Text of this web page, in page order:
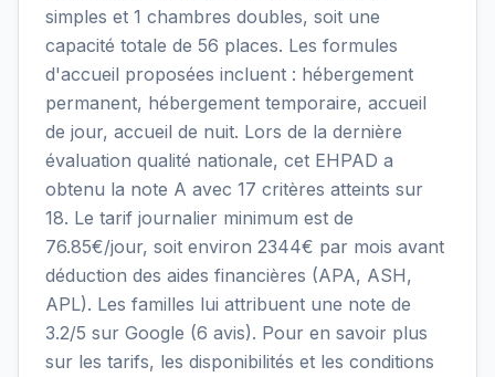
simples et 1 chambres doubles, soit une
capacité totale de 56 places. Les formules
d'accueil proposées incluent : hébergement
permanent, hébergement temporaire, accueil
de jour, accueil de nuit. Lors de la dernière
évaluation qualité nationale, cet EHPAD a
obtenu la note A avec 17 critères atteints sur
18. Le tarif journalier minimum est de
76.85€/jour, soit environ 2344€ par mois avant
déduction des aides financières (APA, ASH,
APL). Les familles lui attribuent une note de
3.2/5 sur Google (6 avis). Pour en savoir plus
sur les tarifs, les disponibilités et les conditions